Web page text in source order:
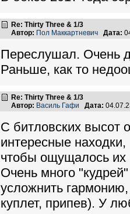
Re: Thirty Three & 1/3
Автор: Пол Маккартневич Дата:
Переслушал. Очень
Раньше, как то
Re: Thirty Three & 1/3
Автор: Василь Гафи Дата:
С битловских высот
интересные
чтобы ощущалось их
Очень много
усложнить
куплет, припев). У